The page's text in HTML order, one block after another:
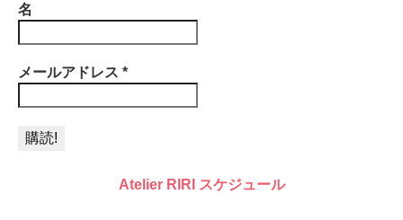
名
メールアドレス *
Atelier RIRI スケジュール